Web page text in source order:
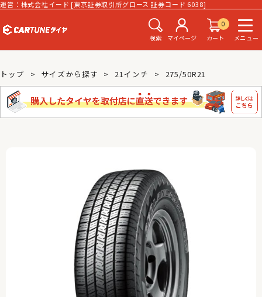
運営：株式会社イード [東京証券取引所グロース 証券コード 6038]
検索 マイページ
0
カート
メニュー
トップ サイズから探す 21インチ 275/50R21